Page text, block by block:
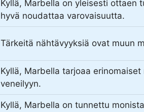
Kyllä, Marbella on yleisesti ottaen
hyvä noudattaa varovaisuutta.
Tärkeitä nähtävyyksiä ovat muun
Kyllä, Marbella tarjoaa
veneilyyn.
Kyllä, Marbella on tunnettu